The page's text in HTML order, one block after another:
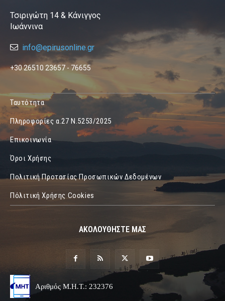
Τσιριγώτη 14 & Κάνιγγος
Ιωάννινα
info@epirusonline.gr
+30 26510 23657 - 76655
Ταυτότητα
Πληροφορίες α.27 Ν.5253/2025
Επικοινωνία
Όροι Χρήσης
Πολιτική Προτασίας Προσωπικών Δεδομένων
Πόλιτική Χρήσης Cookies
ΑΚΟΛΟΥΘΗΣΤΕ ΜΑΣ
Αριθμός Μ.Η.Τ.: 232376